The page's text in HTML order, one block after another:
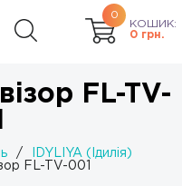
0
КОШИК:
0 грн.
FL-TV-
/
IDYLIYA (Ідилія)
FL-TV-001